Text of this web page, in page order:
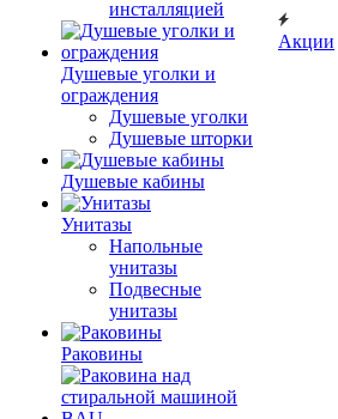
инсталляцией
Душевые уголки и
ограждения
Душевые уголки
Душевые шторки
Душевые кабины
Унитазы
Напольные
унитазы
Подвесные
унитазы
Раковины
Акции